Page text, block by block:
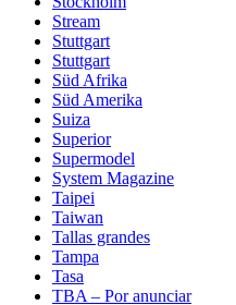
Stream
Stuttgart
Stuttgart
Süd Afrika
Süd Amerika
Suiza
Superior
Supermodel
System Magazine
Taipei
Taiwan
Tallas grandes
Tampa
Tasa
TBA – Por anunciar